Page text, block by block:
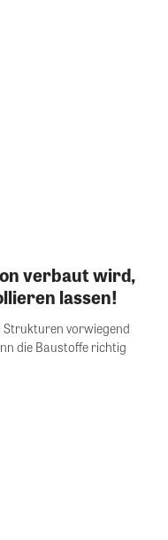
verbaut wird,
lassen!
vorwiegend
die Baustoffe richtig